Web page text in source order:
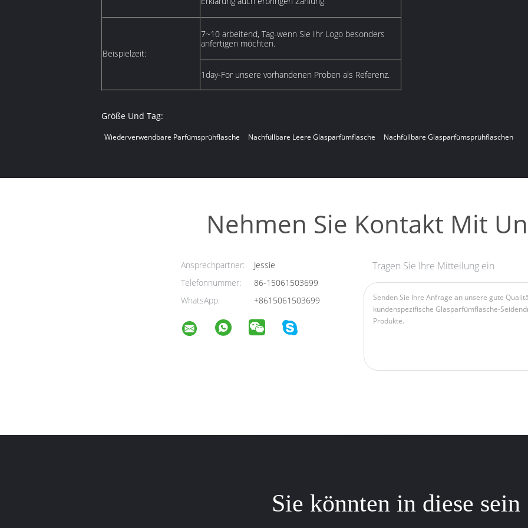
Beispielzeit:
7~10 arbeitend, Tag-wenn Sie Ihr Logo besonders
anfertigen möchten.
1day-For unsere vorhandenen Proben als Referenz.
Größe Und Tag:
Wiederverwendbare Parfümsprühflasche Nachfüllbare Leere Glasparfümflasche Nachfüllbare Glasparfümsprühflaschen
Nehmen Sie Kontakt Mit
Ansprechpartner:
Jessie
Telefonnummer:
86-15061503699
WhatsApp:
+8615061503699
Tragen Sie Ihre Mitteilung ein
Sie könnten in diese sein